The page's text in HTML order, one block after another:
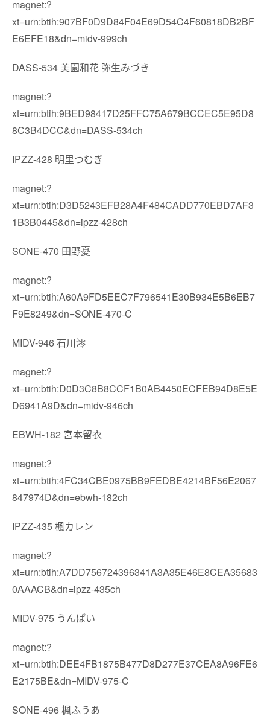
magnet:?
xt=urn:btih:907BF0D9D84F04E69D54C4F60818DB2BF
E6EFE18&dn=midv-999ch
DASS-534 美園和花 弥生みづき
magnet:?
xt=urn:btih:9BED98417D25FFC75A679BCCEC5E95D8
8C3B4DCC&dn=DASS-534ch
IPZZ-428 明里つむぎ
magnet:?
xt=urn:btih:D3D5243EFB28A4F484CADD770EBD7AF3
1B3B0445&dn=ipzz-428ch
SONE-470 田野憂
magnet:?
xt=urn:btih:A60A9FD5EEC7F796541E30B934E5B6EB7
F9E8249&dn=SONE-470-C
MIDV-946 石川澪
magnet:?
xt=urn:btih:D0D3C8B8CCF1B0AB4450ECFEB94D8E5E
D6941A9D&dn=midv-946ch
EBWH-182 宮本留衣
magnet:?
xt=urn:btih:4FC34CBE0975BB9FEDBE4214BF56E2067
847974D&dn=ebwh-182ch
IPZZ-435 楓カレン
magnet:?
xt=urn:btih:A7DD756724396341A3A35E46E8CEA35683
0AAACB&dn=ipzz-435ch
MIDV-975 うんぱい
magnet:?
xt=urn:btih:DEE4FB1875B477D8D277E37CEA8A96FE6
E2175BE&dn=MIDV-975-C
SONE-496 楓ふうあ